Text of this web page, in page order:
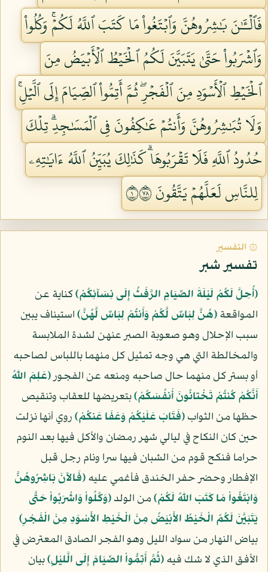
فَٱلۡـَٰٔنَ بَٰشِرُوهُنَّ وَٱبۡتَغُواْ مَا كَتَبَ ٱللَّهُ لَكُمۡۚ وَكُلُواْ
وَٱشۡرَبُواْ حَتَّىٰ يَتَبَيَّنَ لَكُمُ ٱلۡخَيۡطُ ٱلۡأَبۡيَضُ مِنَ
ٱلۡخَيۡطِ ٱلۡأَسۡوَدِ مِنَ ٱلۡفَجۡرِۖ ثُمَّ أَتِمُّواْ ٱلصِّيَامَ إِلَى ٱلَّيۡلِۚ
وَلَا تُبَٰشِرُوهُنَّ وَأَنتُمۡ عَٰكِفُونَ فِي ٱلۡمَسَٰجِدِۗ تِلۡكَ
حُدُودُ ٱللَّهِ فَلَا تَقۡرَبُوهَاۗ كَذَٰلِكَ يُبَيِّنُ ٱللَّهُ ءَايَٰتِهِۦ
لِلنَّاسِ لَعَلَّهُمۡ يَتَّقُونَ ١٨٧
۞ التفسير
تفسير شبر
﴿أُحِلَّ لَكُمْ لَيْلَةَ الصِّيَامِ الرَّفَثُ إِلَى نِسَآئِكُمْ﴾كناية عن
المواقعة﴿هُنَّ لِبَاسٌ لَّكُمْ وَأَنتُمْ لِبَاسٌ لَّهُنَّ﴾استيناف يبين
سبب الإحلال وهو صعوبة الصبر عنهن لشدة الملابسة
والمخالطة التي هي وجه تمثيل كل منهما باللباس لصاحبه
أو بستر كل منهما حال صاحبه ومنعه عن الفجور﴿عَلِمَ اللّهُ
أَنَّكُمْ كُنتُمْ تَخْتانُونَ أَنفُسَكُمْ﴾بتعريضها للعقاب وتنقيص
حظها من الثواب﴿فَتَابَ عَلَيْكُمْ وَعَفَا عَنكُمْ﴾روي أنها نزلت
حين كان النكاح في ليالي شهر رمضان والأكل فيها بعد النوم
حراما فنكح قوم من الشبان فيها سرا ونام رجل قبل
الإفطار وحضر حفر الخندق فأغمي عليه﴿فَالآنَ بَاشِرُوهُنَّ
وَابْتَغُواْ مَا كَتَبَ اللّهُ لَكُمْ﴾من الولد﴿وَكُلُواْ وَاشْرَبُواْ حَتَّى
يَتَبَيَّنَ لَكُمُ الْخَيْطُ الأَبْيَضُ مِنَ الْخَيْطِ الأَسْوَدِ مِنَ الْفَجْرِ﴾
بياض النهار من سواد الليل وهو الفجر الصادق المعترض في
الأفق الذي لا شك فيه﴿ثُمَّ أَتِمُّواْ الصِّيَامَ إِلَى الَّليْلِ﴾بيان